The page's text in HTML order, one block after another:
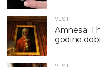
VESTI
Amnesia:
godine